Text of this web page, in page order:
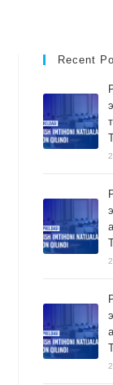
Recent